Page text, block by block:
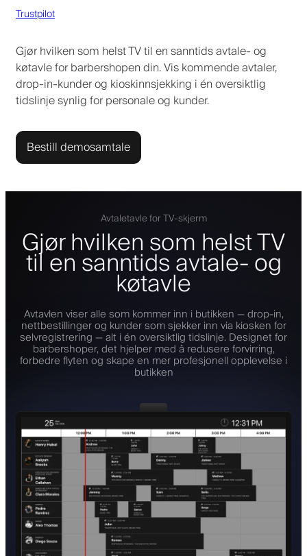
Trustpilot
Gjør hvilken som helst TV til en sanntids avtale- og
køtavle for barbershopen din. Vis kommende avtaler,
drop-in-kunder og kioskinnsjekking i én oversiktlig
tidslinje synlig for personale og kunder.
Bestill demosamtale
Avtaletavle for TV-skjerm
Gjør hvilken som helst TV
til en sanntids avtale- og
køtavle
Avtavlen viser alle som kommer inn i butikken — drop-in,
nettbestillinger og kunder som sjekker inn via kiosken for
selvregistrering — alt i én oversiktlig tidslinje. Designet for
barbershoper, det hjelper med å redusere forvirring,
forbedre flyten og skape en mer profesjonell opplevelse i
butikken